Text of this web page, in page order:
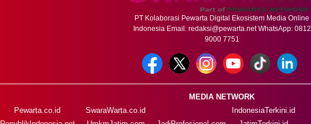
PT Kolaborasi Pewarta Digital Ekosistem Media Online
Indonesia Email: redaksi@pewarta.netWhatsApp: 0812
9000 7751
MEDIA NETWORK
Pewarta.co.id
SwaraWarta.co.id
IndonesiaTerkini.id